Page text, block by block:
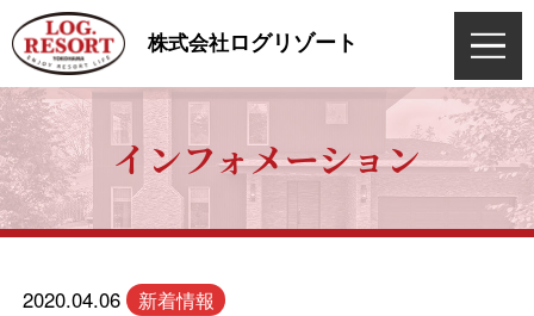
株式会社ログリゾート
インフォメーション
2020.04.06 新着情報